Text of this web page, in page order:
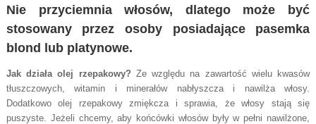
Nie przyciemnia włosów, dlatego może być
stosowany przez osoby posiadające pasemka
blond lub platynowe.
Jak działa olej rzepakowy? Ze względu na zawartość wielu kwasów
tłuszczowych, witamin i minerałów nabłyszcza i nawilża włosy.
Dodatkowo olej rzepakowy zmiękcza i sprawia, że włosy stają się
puszyste. Jeżeli chcemy, aby końcówki włosów były w pełni nawilżone,